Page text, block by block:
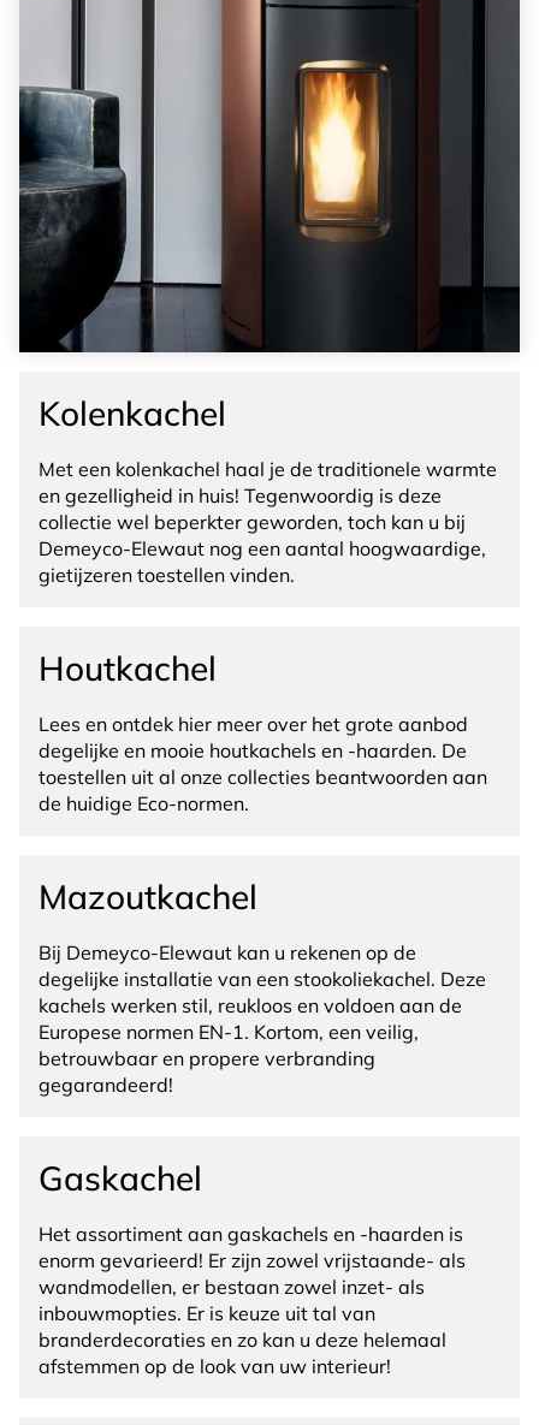
Kolenkachel
Met een kolenkachel haal je de traditionele warmte
en gezelligheid in huis! Tegenwoordig is deze
collectie wel beperkter geworden, toch kan u bij
Demeyco-Elewaut nog een aantal hoogwaardige,
gietijzeren toestellen vinden.
Houtkachel
Lees en ontdek hier meer over het grote aanbod
degelijke en mooie houtkachels en -haarden. De
toestellen uit al onze collecties beantwoorden aan
de huidige Eco-normen.
Mazoutkachel
Bij Demeyco-Elewaut kan u rekenen op de
degelijke installatie van een stookoliekachel. Deze
kachels werken stil, reukloos en voldoen aan de
Europese normen EN-1. Kortom, een veilig,
betrouwbaar en propere verbranding
gegarandeerd!
Gaskachel
Het assortiment aan gaskachels en -haarden is
enorm gevarieerd! Er zijn zowel vrijstaande- als
wandmodellen, er bestaan zowel inzet- als
inbouwmopties. Er is keuze uit tal van
branderdecoraties en zo kan u deze helemaal
afstemmen op de look van uw interieur!